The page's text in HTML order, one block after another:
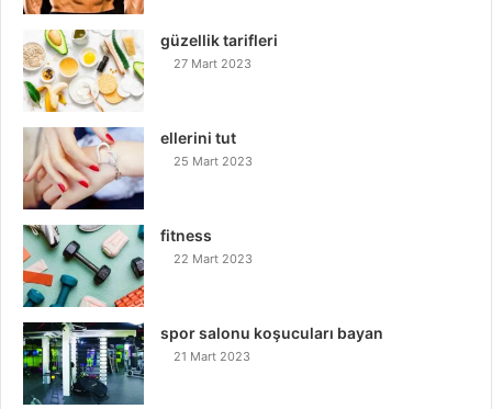
güzellik tarifleri
27 Mart 2023
ellerini tut
25 Mart 2023
fitness
22 Mart 2023
spor salonu koşucuları bayan
21 Mart 2023